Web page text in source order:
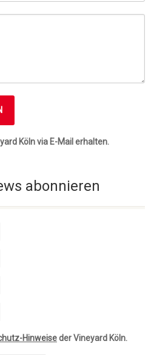
Köln via E-Mail erhalten.
abonnieren
Hinweiseder Vineyard Köln.